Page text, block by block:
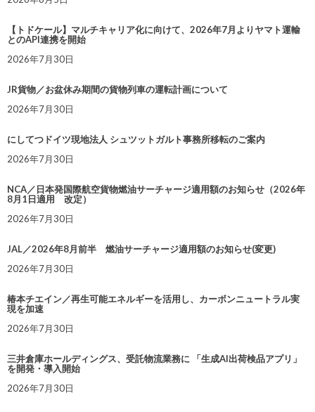
【トドケール】マルチキャリア化に向けて、2026年7月よりヤマト運輸
とのAPI連携を開始
2026年7月30日
JR貨物／お盆休み期間の貨物列車の運転計画について
2026年7月30日
にしてつドイツ現地法人 シュツットガルト事務所移転のご案内
2026年7月30日
NCA／日本発国際航空貨物燃油サーチャージ適用額のお知らせ（2026年
8月1日適用 改定）
2026年7月30日
JAL／2026年8月前半 燃油サーチャージ適用額のお知らせ(変更)
2026年7月30日
椿本チエイン／再生可能エネルギーを活用し、カーボンニュートラル実
現を加速
2026年7月30日
三井倉庫ホールディングス、受託物流業務に 「生成AI出荷検品アプリ」
を開発・導入開始
2026年7月30日